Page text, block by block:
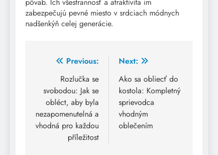
pôvab. Ich všestrannosť a atraktivita im
zabezpečujú pevné miesto v srdciach módnych
nadšenkýň celej generácie.
Post
navigation
Previous:
Rozlučka se
svobodou: Jak se
obléct, aby byla
nezapomenutelná a
vhodná pro každou
příležitost
Next:
Ako sa obliecť do
kostola: Kompletný
sprievodca
vhodným
oblečením